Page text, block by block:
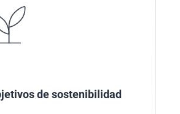
de sostenibilidad